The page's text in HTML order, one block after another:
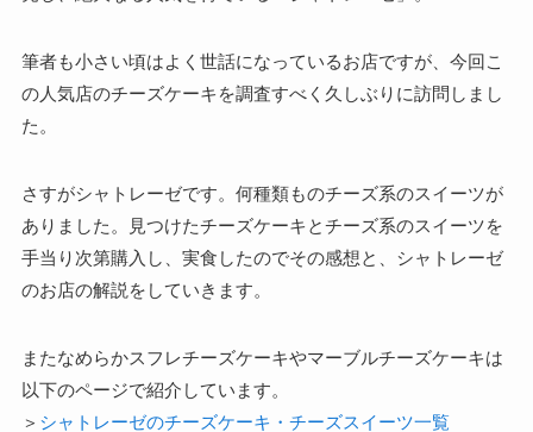
筆者も小さい頃はよく世話になっているお店ですが、今回こ
の人気店のチーズケーキを調査すべく久しぶりに訪問しまし
た。
さすがシャトレーゼです。何種類ものチーズ系のスイーツが
ありました。見つけたチーズケーキとチーズ系のスイーツを
手当り次第購入し、実食したのでその感想と、シャトレーゼ
のお店の解説をしていきます。
またなめらかスフレチーズケーキやマーブルチーズケーキは
以下のページで紹介しています。
＞ シャトレーゼのチーズケーキ・チーズスイーツ一覧